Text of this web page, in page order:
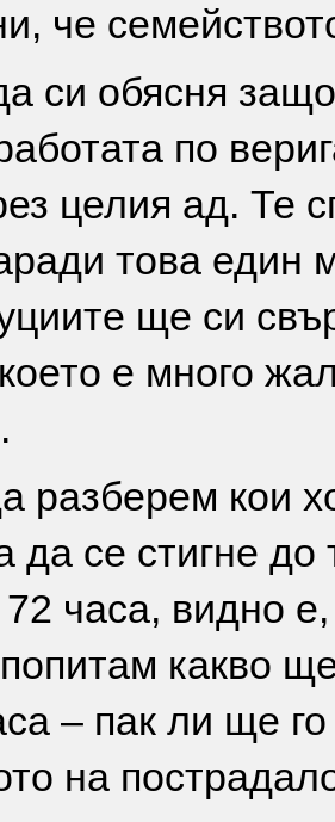
че
си обясня
по
целия ад. Те
това един
ще си
е много
разберем кои
да се стигне до
72 часа, видно
какво
– пак ли ще
на